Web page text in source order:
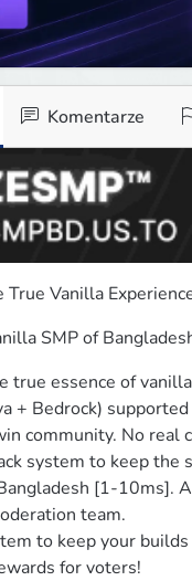
Komentarze
True Vanilla
SMP of
true essence of
+ Bedrock)
community. No real
system to keep the
[1-10ms].
team.
to keep your builds
for voters!